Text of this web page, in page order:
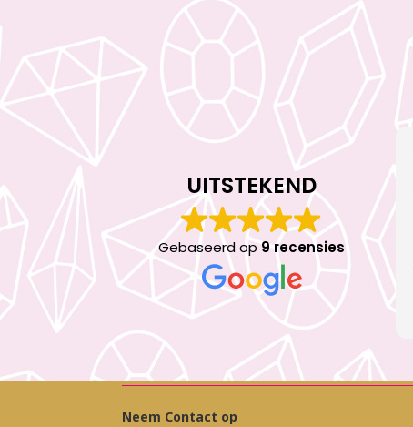
UITSTEKEND
Gebaseerd op9 recensies
Neem Contact op